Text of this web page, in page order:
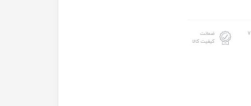
ارسال 3 تا 7
ضمانت
کیفیت کالا